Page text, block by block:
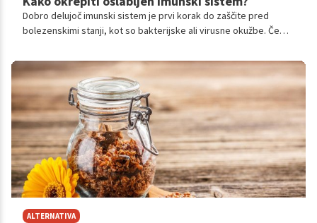
Dobro delujoč imunski sistem je prvi korak do zaščite pred
bolezenskimi stanji, kot so bakterijske ali virusne okužbe. Če
nasveti, s katerimi ga boste lahko okrepili.
ALTERNATIVA